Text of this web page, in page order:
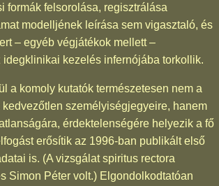
formák felsorolása, regisztrálása
modelljének leírása sem vigasztaló, és
– egyéb végjátékok mellett –
idegklinikai kezelés infernójába torkollik.
a komoly kutatók természetesen nem a
személyiségjegyeire, hanem
érdektelenségére helyezik a fő
erősítik az 1996-ban publikált első
is. (A vizsgálat spiritus rectora
Simon Péter volt.) Elgondolkodtatóan